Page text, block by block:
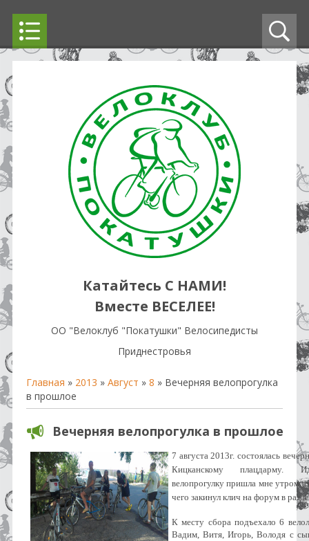
Катайтесь С НАМИ!
Вместе ВЕСЕЛЕЕ!
OO "Велоклуб "Покатушки" Велосипедисты
Приднестровья
Главная » 2013 » Август » 8 » Вечерняя велопрогулка
в прошлое
Вечерняя велопрогулка в прошлое
7 августа 2013г. состоялась
Кицканскому плацдарму.
велопрогулку пришла мне утром
чего закинул клич на форум в
К месту сбора подъехало 6
Вадим, Витя, Игорь, Володя с